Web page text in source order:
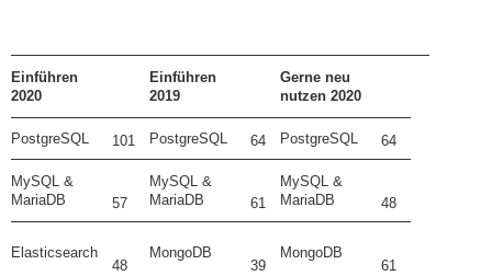
Einführen
2020
Einführen
2019
Gerne neu
nutzen 2020
PostgreSQL 101 PostgreSQL 64 PostgreSQL 64
MySQL &
MariaDB
57
MySQL &
MariaDB
61
MySQL &
MariaDB
48
Elasticsearch
48
MongoDB
39
MongoDB
61